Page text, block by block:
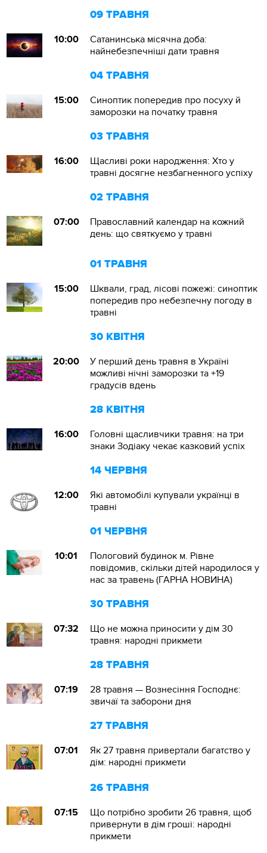
09 ТРАВНЯ
10:00
Сатанинська місячна доба:
найнебезпечніші дати травня
04 ТРАВНЯ
15:00
Синоптик попередив про посуху й
заморозки на початку травня
03 ТРАВНЯ
16:00
Щасливі роки народження: Хто у
травні досягне незбагненного успіху
02 ТРАВНЯ
07:00
Православний календар на кожний
день: що святкуємо у травні
01 ТРАВНЯ
15:00
Шквали, град, лісові пожежі: синоптик
попередив про небезпечну погоду в
травні
30 КВІТНЯ
20:00
У перший день травня в Україні
можливі нічні заморозки та +19
градусів вдень
28 КВІТНЯ
16:00
Головні щасливчики травня: на три
знаки Зодіаку чекає казковий успіх
14 ЧЕРВНЯ
12:00
Які автомобілі купували українці в
травні
01 ЧЕРВНЯ
10:01
Пологовий будинок м. Рівне
повідомив, скільки дітей народилося у
нас за травень (ГАРНА НОВИНА)
30 ТРАВНЯ
07:32
Що не можна приносити у дім 30
травня: народні прикмети
28 ТРАВНЯ
07:19
28 травня — Вознесіння Господнє:
звичаї та заборони дня
27 ТРАВНЯ
07:01
Як 27 травня привертали багатство у
дім: народні прикмети
26 ТРАВНЯ
07:15
Що потрібно зробити 26 травня, щоб
привернути в дім гроші: народні
прикмети